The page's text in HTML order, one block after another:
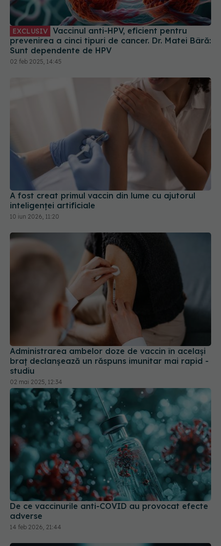
Sunt dependente de HPV
02 feb 2025, 14:45
A fost creat primul vaccin din lume cu ajutorul
inteligenței artificiale
10 iun 2026, 11:20
Administrarea ambelor doze de vaccin în acelaşi
braţ declanşează un răspuns imunitar mai rapid -
02 mai 2025, 12:34
De ce vaccinurile anti-COVID au provocat efecte
adverse
14 feb 2026, 21:44